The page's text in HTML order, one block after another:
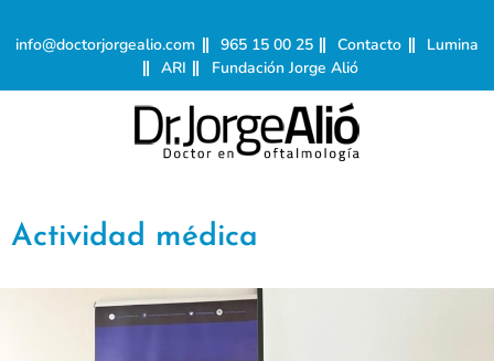
info@doctorjorgealio.com 965 15 00 25 Contacto
Lumina
ARI
Fundación Jorge Alió
Actividad médica